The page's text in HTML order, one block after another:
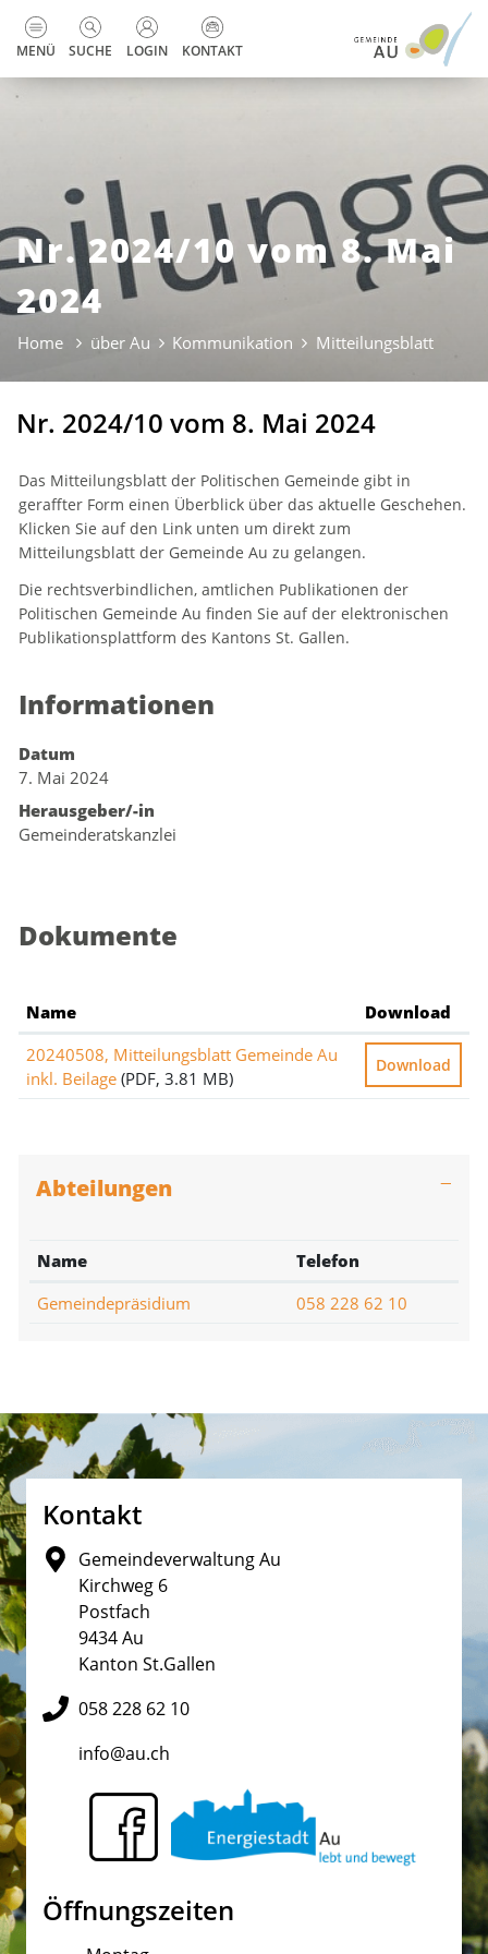
zur Startseite
Direkt zur Hauptnavigation
Direkt zum Inhalt
Direkt zur Suche
Direkt zum Stichwortverzeichnis
Kopfzeile
MENÜ SUCHE LOGIN KONTAKT
Nr. 2024/10 vom 8. Mai
2024
Home über Au Kommunikation Mitteilungsblatt
Nr. 2024/10 vom 8. Mai 2024
Das Mitteilungsblatt der Politischen Gemeinde gibt in
geraffter Form einen Überblick über das aktuelle Geschehen.
Klicken Sie auf den Link unten um direkt zum
Mitteilungsblatt der Gemeinde Au zu gelangen.
Die rechtsverbindlichen, amtlichen Publikationen der
Politischen Gemeinde Au finden Sie auf der elektronischen
Publikationsplattform des Kantons St. Gallen.
Informationen
Datum
7. Mai 2024
Herausgeber/-in
Gemeinderatskanzlei
Dokumente
Name
Download
20240508, Mitteilungsblatt Gemeinde Au
inkl. Beilage (PDF, 3.81 MB)
Download
Zugehörige Objekte
Abteilungen
Name
Telefon
Gemeindepräsidium
058 228 62 10
Fusszeile
Kontakt
Gemeindeverwaltung Au
Kirchweg 6
Postfach
9434 Au
Kanton St.Gallen
058 228 62 10
info@au.ch
Öffnungszeiten